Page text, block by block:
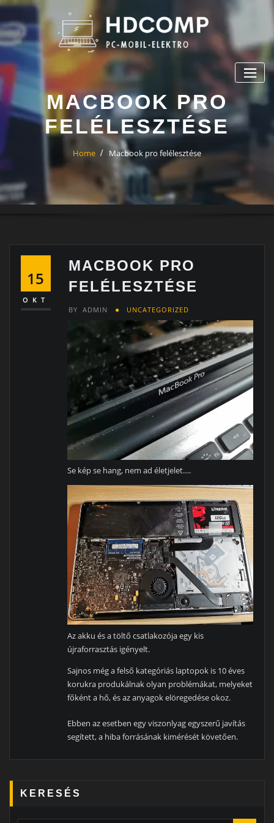
Skip
to
content
MACBOOK PRO
FELÉLESZTÉSE
Home Macbook pro felélesztése
15
OKT
MACBOOK PRO
FELÉLESZTÉSE
BY ADMIN UNCATEGORIZED
Se kép se hang, nem ad életjelet….
Az akku és a töltő csatlakozója egy kis
újraforrasztás igényelt.
Sajnos még a felső kategóriás laptopok is 10 éves
korukra produkálnak olyan problémákat, melyeket
főként a hő, és az anyagok elöregedése okoz.
Ebben az esetben egy viszonlyag egyszerű javítás
segített, a hiba forrásának kimérését követően.
KERESÉS